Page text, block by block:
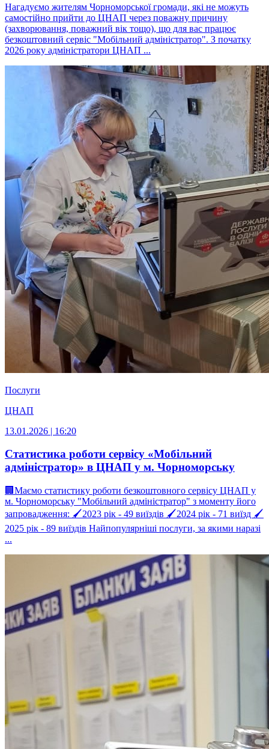
Нагадуємо жителям Чорноморської громади, які не можуть
самостійно прийти до ЦНАП через поважну причину
(захворювання, поважний вік тощо), що для вас працює
безкоштовний сервіс "Мобільний адміністратор". З початку
2026 року адміністратори ЦНАП ...
Послуги
ЦНАП
13.01.2026 | 16:20
Статистика роботи сервісу «Мобільний
адміністратор» в ЦНАП у м. Чорноморську
🏢Маємо статистику роботи безкоштовного сервісу ЦНАП у
м. Чорноморську "Мобільний адміністратор" з моменту його
запровадження: 🖌2023 рік - 49 виїздів 🖌2024 рік - 71 виїзд 🖌
2025 рік - 89 виїздів Найпопулярніші послуги, за якими наразі
...